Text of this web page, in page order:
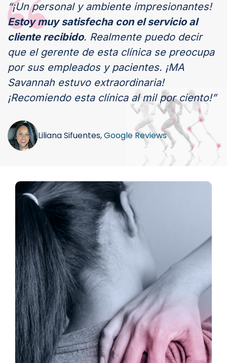
“¡Un personal y ambiente impresionantes!
Estoy muy satisfecha con el servicio al
cliente recibido. Realmente puedo decir
que el gerente de esta clínica se preocupa
por sus empleados y pacientes. ¡MA
Savannah estuvo extraordinaria!
¡Recomiendo esta clínica al mil por ciento!”
Liliana Sifuentes,Google Reviews